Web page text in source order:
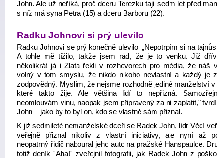
John. Ale už neříká, proč dceru Terezku tajil sedm let před
s níž má syna Petra (15) a dceru Barboru (22).
Radku Johnovi si prý ulevilo
Radku Johnovi se prý konečně ulevilo: „Nepotrpím si na
A tohle mě tížilo, takže jsem rád, že je to venku. Již
několikrát já i Zlata řekli v rozhovorech pro média, že náš
volný v tom smyslu, že nikdo nikoho nevlastní a každý je
zodpovědný. Myslím, že nejsme rozhodně jediné manželství v
které takto žije. Ale většina lidí to nepřizná.
neomlouvám vinu, naopak jsem připravený za ni zaplatit,"
John – jako by to byl on, kdo se vlastně sám přiznal.
K již sedmileté nemanželské dceři se Radek John, lídr Věcí
veřejně přiznal nikoliv z vlastní iniciativy, ale nyní až
neopatrný řidič naboural jeho auto na pražské Hanspaulce.
totiž deník ´Aha!´ zveřejnil fotografii, jak Radek John z